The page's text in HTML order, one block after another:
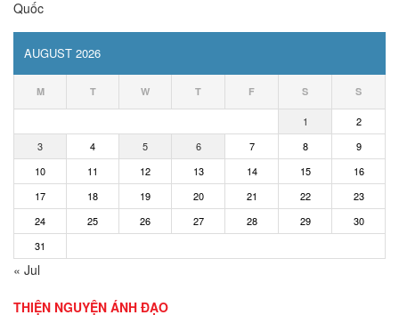
Quốc
AUGUST 2026
M T W T F S S
1
2
3
4 5 6 7 8
9
10
11 12 13 14 15
16
17
18 19 20 21 22
23
24
25 26 27 28 29
30
31
« Jul
THIỆN NGUYỆN ÁNH ĐẠO